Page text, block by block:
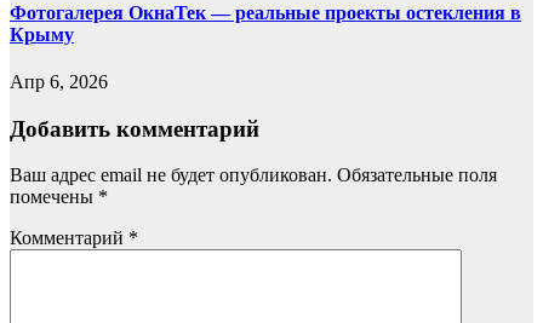
Фотогалерея ОкнаТек — реальные проекты остекления в
Крыму
Апр 6, 2026
Добавить комментарий
Ваш адрес email не будет опубликован. Обязательные поля
помечены *
Комментарий *